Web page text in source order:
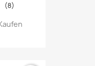
(8)